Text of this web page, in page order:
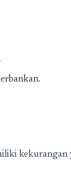
kekurangan